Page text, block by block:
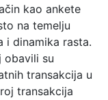
kao ankete
na temelju
i dinamika rasta.
obavili su
transakcija u
transakcija